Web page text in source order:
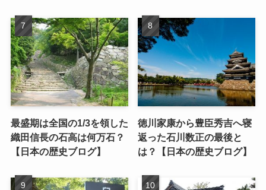
最盛期は全国の1/3を領した
織田信長の石高は何万石？
【日本の歴史ブログ】
徳川家康から豊臣秀吉へ寝
返った石川数正の最後と
は？【日本の歴史ブログ】